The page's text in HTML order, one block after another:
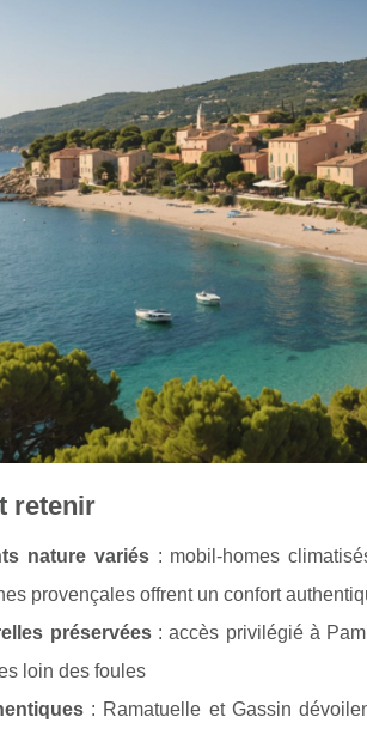
retenir
nature variés: mobil-homes
provençales offrent un confort
préservées: accès privilégié à
loin des foules
: Ramatuelle et Gassin